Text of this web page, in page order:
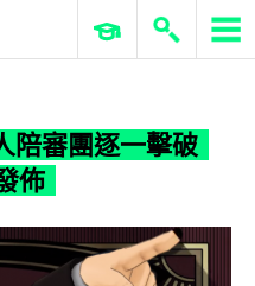
ERP 與商業 AI
陪審團逐一擊破
佈